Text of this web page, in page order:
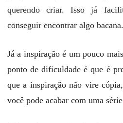
querendo criar. Isso já
conseguir encontrar algo bacana.
Já a inspiração é um pouco
ponto de dificuldade é que é
que a inspiração não vire
você pode acabar com uma